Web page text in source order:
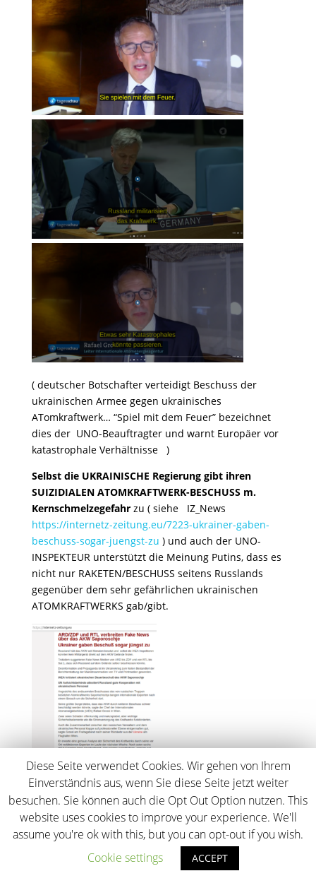
( deutscher Botschafter verteidigt Beschuss der
ukrainischen Armee gegen ukrainisches
ATomkraftwerk… “Spiel mit dem Feuer” bezeichnet
dies der UNO-Beauftragter und warnt Europäer vor
katastrophale Verhältnisse )
Selbst die UKRAINISCHE Regierung gibt ihren
SUIZIDIALEN ATOMKRAFTWERK-BESCHUSS m.
Kernschmelzegefahrzu ( siehe IZ_News
https://internetz-zeitung.eu/7223-ukrainer-gaben-
beschuss-sogar-juengst-zu ) und auch der UNO-
INSPEKTEUR unterstützt die Meinung Putins, dass es
nicht nur RAKETEN/BESCHUSS seitens Russlands
gegenüber dem sehr gefährlichen ukrainischen
ATOMKRAFTWERKS gab/gibt.
Diese Seite verwendet Cookies. Wir gehen von Ihrem
Einverständnis aus, wenn Sie diese Seite jetzt weiter
besuchen. Sie können auch die Opt Out Option nutzen. This
website uses cookies to improve your experience. We'll
assume you're ok with this, but you can opt-out if you wish.
Cookie settings
ACCEPT